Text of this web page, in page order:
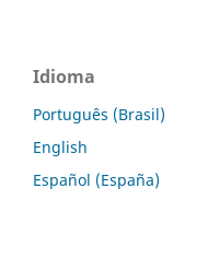
Idioma
Português (Brasil)
English
Español (España)